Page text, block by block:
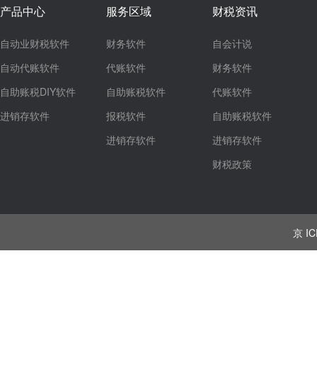
产品中心
自动业财税软件
自动代账软件
自助账税DIY软件
进销存软件
服务区域
财务软件
代账软件
自助账税软件
报税软件
进销存软件
财税资讯
自会计说
财务软件
代账软件
自助账税软件
进销存软件
财税政策
京